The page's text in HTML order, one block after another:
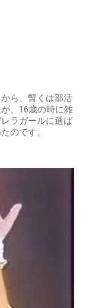
ら、暫くは部活
、16歳の時に雑
ラガールに選ば
のです。